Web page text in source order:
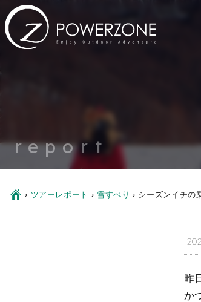
report
Ç › ツアーレポート › 雪すべり › シーズンイチの
昨
か